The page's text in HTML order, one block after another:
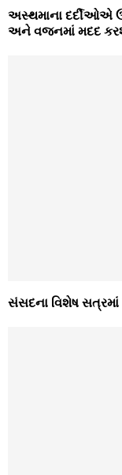
અસ્થમાના દર્દીઓએ
અને વજનમાં મદદ
સંસદના વિશેષ સત્રમાં